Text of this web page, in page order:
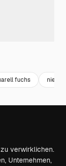
fuchs
verwirklichen.
Unternehmen,